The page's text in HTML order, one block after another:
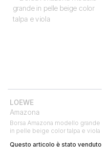
LOEWE
Amazona
Borsa Amazona modello grande
in pelle beige color talpa e viola
Questo articolo è stato venduto